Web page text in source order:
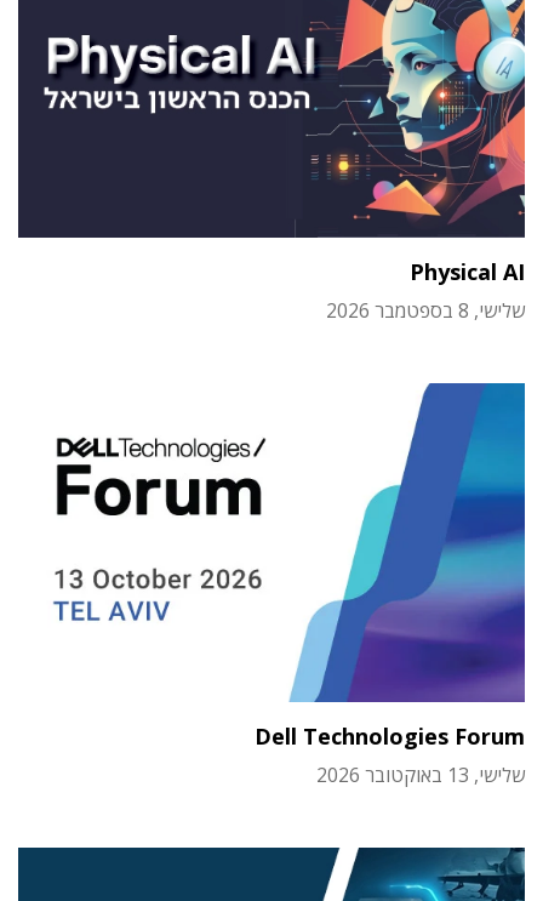
Physical AI
שלישי, 8 בספטמבר 2026
Dell Technologies Forum
שלישי, 13 באוקטובר 2026